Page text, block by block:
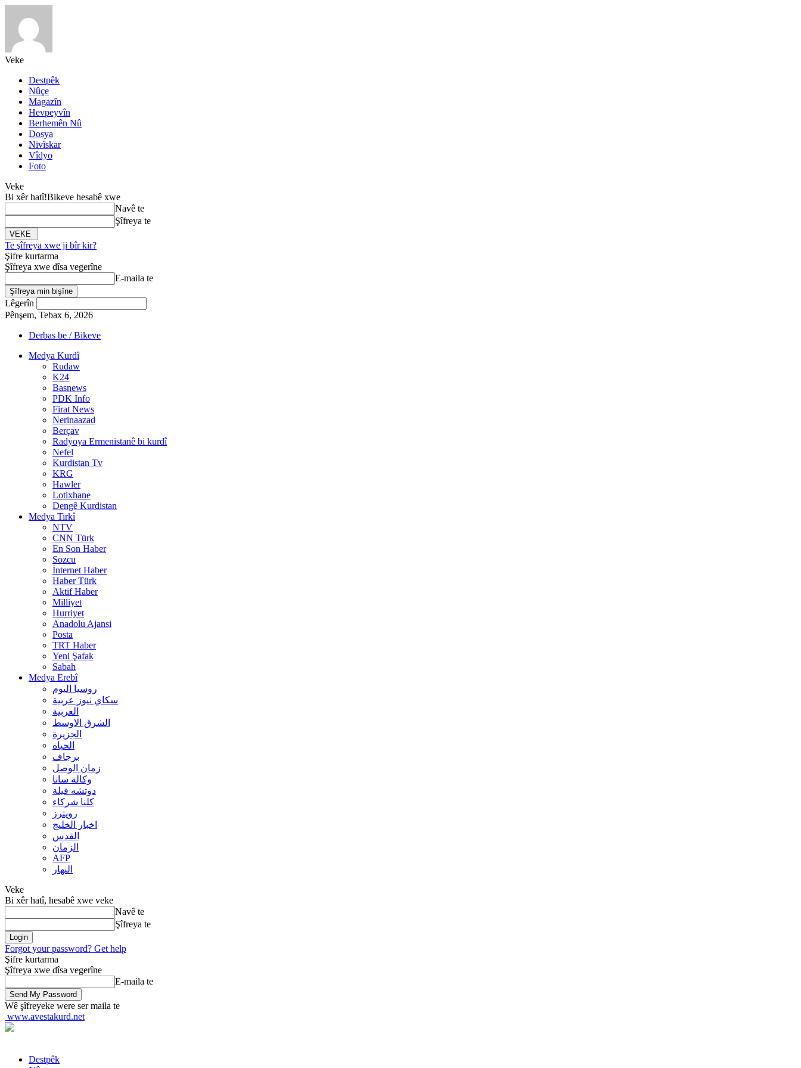
Veke
Destpêk
Nûçe
Magazîn
Hevpeyvîn
Berhemên Nû
Dosya
Nivîskar
Vîdyo
Foto
Veke
Bi xêr hatî!Bikeve hesabê xwe
Navê te
Şîfreya te
Te şîfreya xwe ji bîr kir?
Şifre kurtarma
Şîfreya xwe dîsa vegerîne
E-maila te
Lêgerîn
Pênşem, Tebax 6, 2026
Derbas be / Bikeve
Medya Kurdî
Rudaw
K24
Basnews
PDK Info
Firat News
Nerinaazad
Berçav
Radyoya Ermenistanê bi kurdî
Nefel
Kurdistan Tv
KRG
Hawler
Lotixhane
Dengê Kurdistan
Medya Tirkî
NTV
CNN Türk
En Son Haber
Sozcu
İnternet Haber
Haber Türk
Aktif Haber
Milliyet
Hurriyet
Anadolu Ajansi
Posta
TRT Haber
Yeni Şafak
Sabah
Medya Erebî
روسیا الیوم
سكاي نيوز عربية
العربية
الشرق الاوسط
الجزيرة
الحیاة
برجاف
زمان الوصل
وکالة سانا
دوتشه فیلة
کلنا شرکاء
رويترز
اخبار الخلیج
القدس
الزمان
AFP
النهار
Veke
Bi xêr hatî, hesabê xwe veke
Navê te
Şîfreya te
Forgot your password? Get help
Şifre kurtarma
Şîfreya xwe dîsa vegerîne
E-maila te
Wê şîfreyeke were ser maila te
www.avestakurd.net
Destpêk